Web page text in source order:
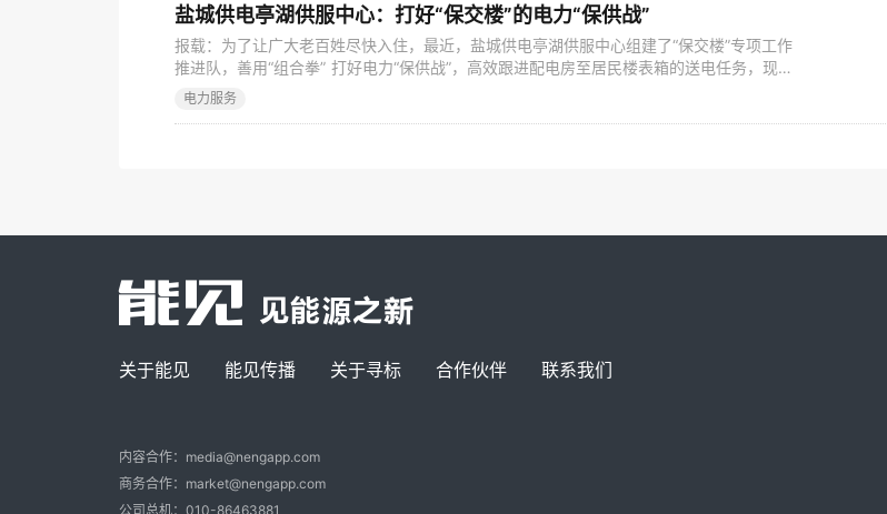
盐城供电亭湖供服中心：打好“保交楼”的电力“保供战”
报载：为了让广大老百姓尽快入住，最近，盐城供电亭湖供服中心组建了“保交楼”专项工作
推进队，善用“组合拳” 打好电力“保供战”，高效跟进配电房至居民楼表箱的送电任务，现场
服务亭湖圣桦项目264居民的新户通电，切实解决了群众急难盼的用电问题，得到了客户群
电力服务
关于能见 能见传播 关于寻标 合作伙伴 联系我们
内容合作：media@nengapp.com
商务合作：market@nengapp.com
公司总机：010-86463881